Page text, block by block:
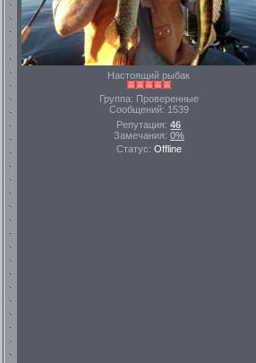
Настоящий рыбак
Группа: Проверенные
Сообщений: 1539
Репутация:46
Замечания: 0%
Статус: Offline